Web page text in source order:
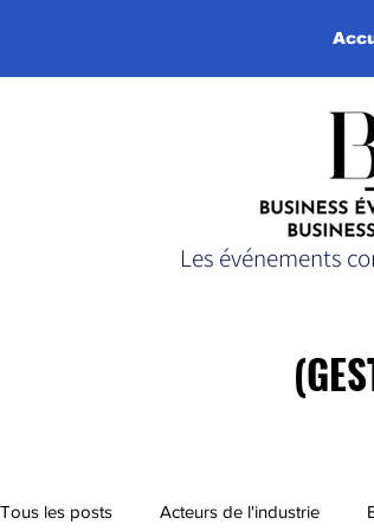
Les événements
Tous les posts Acteurs de l'industrie